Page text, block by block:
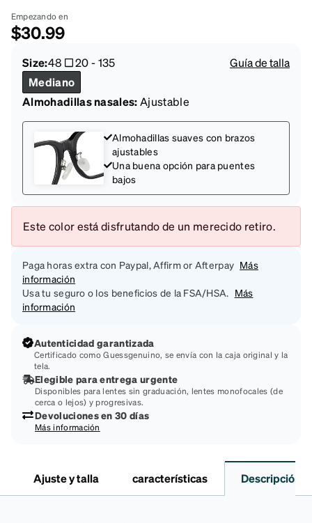
Empezando en
$30.99
Size:48 20-135
Guía de talla
Mediano
Almohadillas nasales:Ajustable
Almohadillas suaves con brazos
ajustables
Una buena opción para puentes
bajos
Este color está disfrutando de un merecido retiro.
Paga horas extra con Paypal, Affirm or Afterpay Más
información
Usa tu seguro o los beneficios de la FSA/HSA.
Más
información
Autenticidad garantizada
Certificado como Guessgenuino, se envía con la caja original y la
tela.
Elegible para entrega urgente
Disponibles para lentes sin graduación, lentes monofocales (de
cerca o lejos) y progresivas.
Devoluciones en 30 días
Más información
Ajuste y talla características Descripción